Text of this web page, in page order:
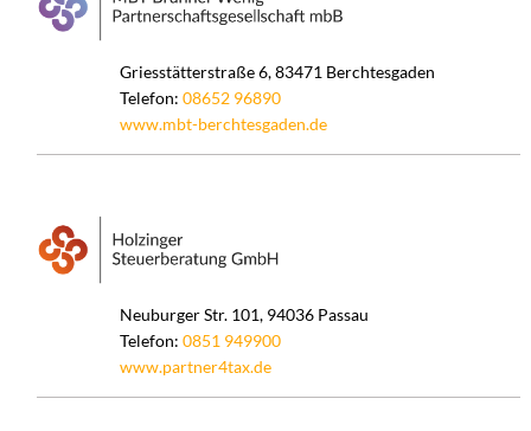
Griesstätterstraße 6, 83471 Berchtesgaden
Telefon:08652 96890
www.mbt-berchtesgaden.de
Neuburger Str. 101, 94036 Passau
Telefon:0851 949900
www.partner4tax.de